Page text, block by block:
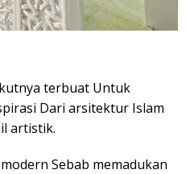
terbuat Untuk
Dari arsitektur Islam
artistik.
Sebab memadukan